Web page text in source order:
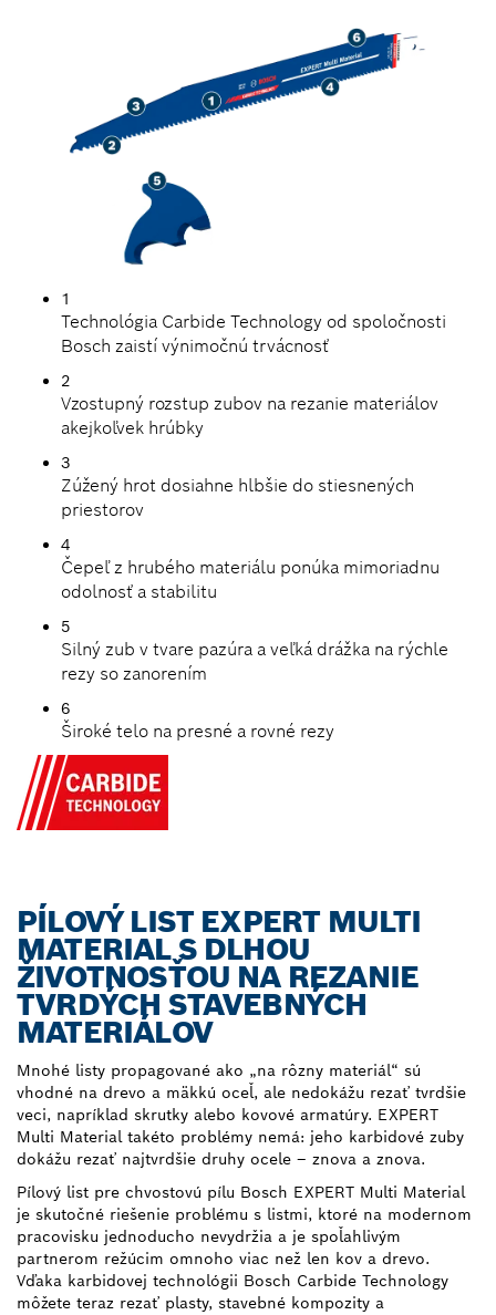
1
Technológia Carbide Technology od spoločnosti
Bosch zaistí výnimočnú trvácnosť
2
Vzostupný rozstup zubov na rezanie materiálov
akejkoľvek hrúbky
3
Zúžený hrot dosiahne hlbšie do stiesnených
priestorov
4
Čepeľ z hrubého materiálu ponúka mimoriadnu
odolnosť a stabilitu
5
Silný zub v tvare pazúra a veľká drážka na rýchle
rezy so zanorením
6
Široké telo na presné a rovné rezy
PÍLOVÝ LIST EXPERT MULTI
MATERIAL S DLHOU
ŽIVOTNOSŤOU NA REZANIE
TVRDÝCH STAVEBNÝCH
MATERIÁLOV
Mnohé listy propagované ako „na rôzny materiál“ sú
vhodné na drevo a mäkkú oceľ, ale nedokážu rezať tvrdšie
veci, napríklad skrutky alebo kovové armatúry. EXPERT
Multi Material takéto problémy nemá: jeho karbidové zuby
dokážu rezať najtvrdšie druhy ocele – znova a znova.
Pílový list pre chvostovú pílu Bosch EXPERT Multi Material
je skutočné riešenie problému s listmi, ktoré na modernom
pracovisku jednoducho nevydržia a je spoľahlivým
partnerom režúcim omnoho viac než len kov a drevo.
Vďaka karbidovej technológii Bosch Carbide Technology
môžete teraz rezať plasty, stavebné kompozity a